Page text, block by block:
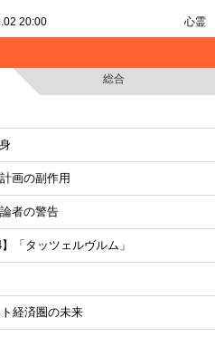
20:00 心霊
総合
画の副作用
者の警告
「タッツェルヴルム」
経済圏の未来